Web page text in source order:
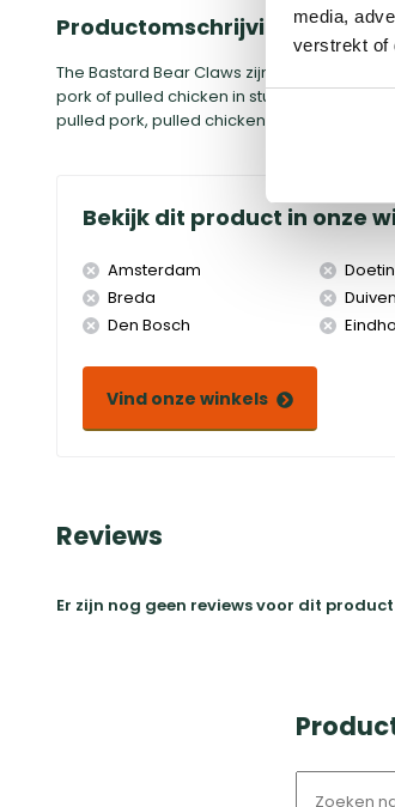
media,
verstrekt of
Productomschrijving
The Bastard Bear Claws zijn de perfecte
pork of pulled chicken in stukken en
pulled pork, pulled chicken, braadstuk of
Bekijk dit product in onze
Amsterdam
Breda
Den Bosch
Duiven
Vind onze winkels
Reviews
Er zijn nog geen reviews voor dit product